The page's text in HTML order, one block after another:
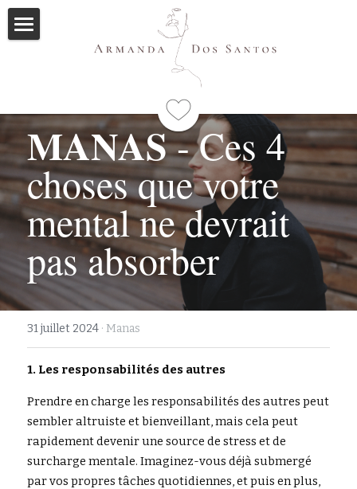
Qui suis-je
Formations
Programme
Immersions
Mes livres
Méditations
Articles
Me contacter
MANAS - Ces 4
choses que votre
mental ne devrait
pas absorber
31 juillet 2024 · Manas
1. Les responsabilités des autres
Prendre en charge les responsabilités des autres peut
sembler altruiste et bienveillant, mais cela peut
rapidement devenir une source de stress et de
surcharge mentale. Imaginez-vous déjà submergé
par vos propres tâches quotidiennes, et puis en plus,